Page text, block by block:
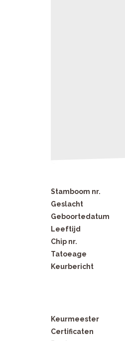
Stamboom nr.
Geslacht
Geboortedatum
Leeftijd
Chip nr.
Tatoeage
Keurbericht
Keurmeester
Certificaten